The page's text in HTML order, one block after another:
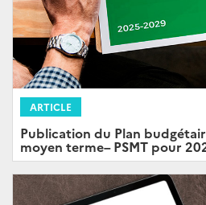
ARTICLE
Publication du Plan
moyen terme– PSMT pour